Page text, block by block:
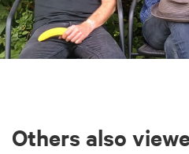
Others also